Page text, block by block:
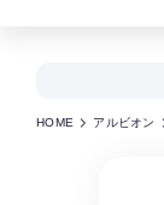
HOME アルビオン